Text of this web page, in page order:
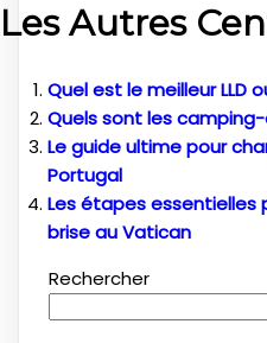
Les Autres
Quel est le meilleur LLD
Quels sont les
Le guide ultime pour
Portugal
Les étapes
brise au Vatican
Rechercher